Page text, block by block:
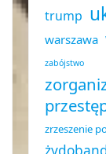
trump
warszawa
zabójstwo
zrzeszenie